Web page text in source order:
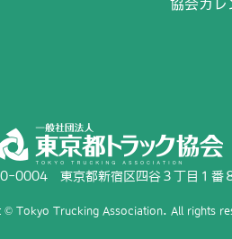
協会カレ
0004 東京都新宿区四谷３丁目１番
© Tokyo Trucking Association. All rights